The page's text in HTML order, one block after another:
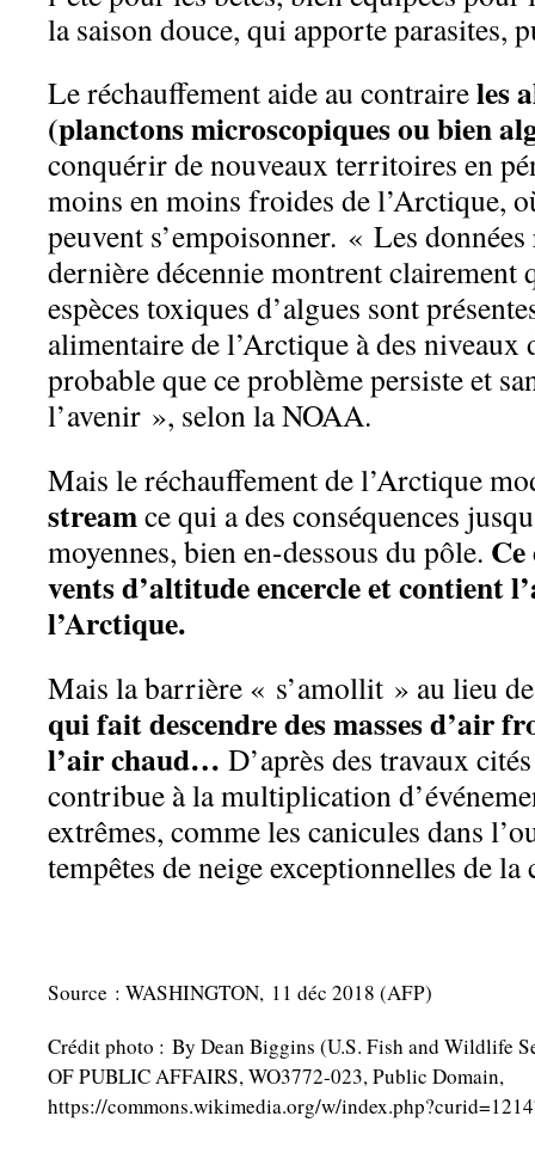
la saison douce, qui apporte parasites,
Le réchauffement aide au contraireles
(planctons microscopiques ou bien
conquérir de nouveaux territoires en
moins en moins froides de l’Arctique,
peuvent s’empoisonner. « Les données
dernière décennie montrent clairement
espèces toxiques d’algues sont
alimentaire de l’Arctique à des niveaux
probable que ce problème persiste et
l’avenir », selon la NOAA.
Mais le réchauffement de l’Arctique
streamce qui a des conséquences
moyennes, bien en-dessous du pôle.
vents d’altitude encercle et contient
l’Arctique.
Mais la barrière « s’amollit » au lieu
qui fait descendre des masses d’air
l’air chaud… D’après des travaux
contribue à la multiplication
extrêmes, comme les canicules dans
tempêtes de neige exceptionnelles de la
Source : WASHINGTON, 11 déc 2018 (AFP)
Crédit photo : By Dean Biggins (U.S. Fish and Wildlife
OF PUBLIC AFFAIRS, WO3772-023, Public Domain,
https://commons.wikimedia.org/w/